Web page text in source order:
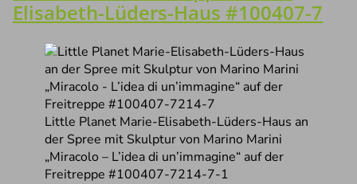
Elisabeth-Lüders-Haus #100407-7
Little Planet Marie-Elisabeth-Lüders-Haus an
der Spree mit Skulptur von Marino Marini
„Miracolo – L’idea di un’immagine“ auf der
Freitreppe #100407-7214-7-1